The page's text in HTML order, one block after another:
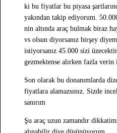
ki bu fiyatlar bu piyasa
yakından takip ediyorum.
nin altında araç bulmak biraz
vs olsun diyorsanız birşey
istiyorsanız 45.000 sizi
gezmektense alırken fazla
Son olarak bu donanımlarda
fiyatlara alamazsınız. Sizde
sanırım
Şu araç uzun zamandır